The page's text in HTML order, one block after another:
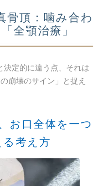
骨頂：噛み合わ
全顎治療」
決定的に違う点、それは
崩壊のサイン」と捉え
お口全体を一つ
考え方